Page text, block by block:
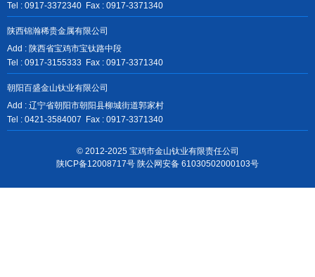
Tel : 0917-3372340 Fax : 0917-3371340
陕西锦瀚稀贵金属有限公司
Add : 陕西省宝鸡市宝钛路中段
Tel : 0917-3155333 Fax : 0917-3371340
朝阳百盛金山钛业有限公司
Add : 辽宁省朝阳市朝阳县柳城街道郭家村
Tel : 0421-3584007 Fax : 0917-3371340
© 2012-2025 宝鸡市金山钛业有限责任公司
陕ICP备12008717号 陕公网安备 61030502000103号